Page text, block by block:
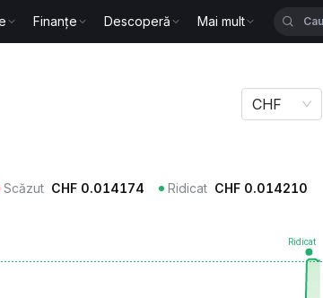
Finanțe Descoperă Mai mult
CHF
Scăzut CHF 0.014174 Ridicat CHF 0.014210